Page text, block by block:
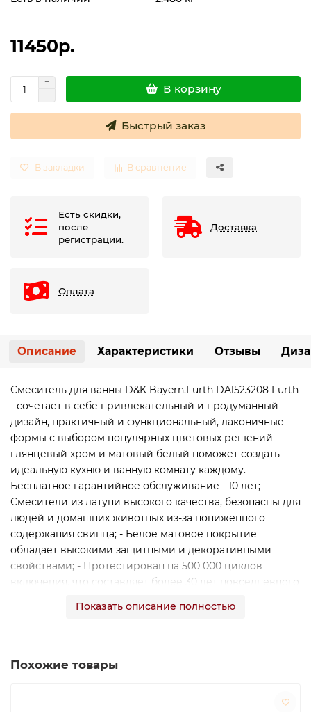
Термостаты накладные
Термостаты погружные
Щиты распределительные
11450р.
В корзину
Быстрый заказ
В закладки В сравнение
Есть скидки,
после
регистрации.
Доставка
Оплата
Описание Характеристики Отзывы
Смеситель для ванны D&K Bayern.Fürth DA1523208 Fürth
- сочетает в себе привлекательный и продуманный
дизайн, практичный и функциональный, лаконичные
формы с выбором популярных цветовых решений
глянцевый хром и матовый белый поможет создать
идеальную кухню и ванную комнату каждому. -
Бесплатное гарантийное обслуживание - 10 лет; -
Смесители из латуни высокого качества, безопасны для
людей и домашних животных из-за пониженного
содержания свинца; - Белое матовое покрытие
обладает высокими защитными и декоративными
свойствами; - Протестирован на 500 000 циклов
включения, что составляет более 30 лет повседневного
Neoperl экономит воду за счет смешивания с воздухом,
150 см уже в комплекте
Показать описание полностью
Похожие товары